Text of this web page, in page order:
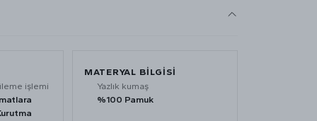
işlemi
MATERYAL BİLGİSİ
Yazlık kumaş
%100 Pamuk